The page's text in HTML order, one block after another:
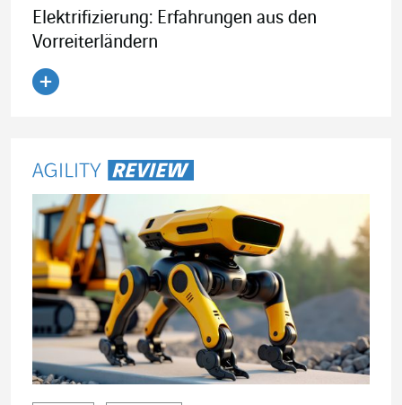
Elektrifizierung: Erfahrungen aus den
Vorreiterländern